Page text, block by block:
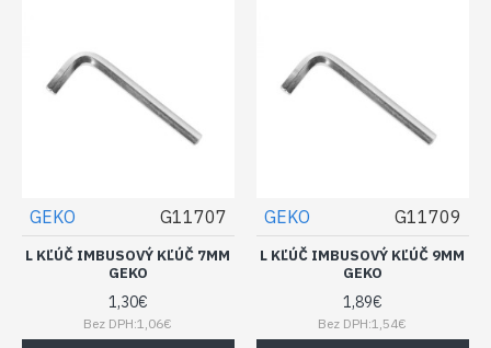
GEKO G11707
L KĽÚČ IMBUSOVÝ KĽÚČ 7MM
GEKO
1,30€
Bez DPH:1,06€
GEKO G11709
L KĽÚČ IMBUSOVÝ KĽÚČ 9MM
GEKO
1,89€
Bez DPH:1,54€